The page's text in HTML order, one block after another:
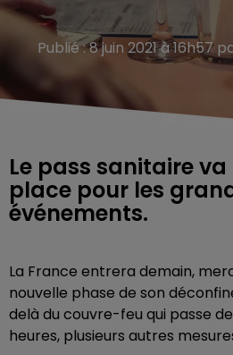
Publié : 8 juin 2021 à 16h57
Le pass sanitaire
place pour les
événements.
La France entrera demain,
nouvelle phase de son
delà du couvre-feu qui passe de
heures, plusieurs autres